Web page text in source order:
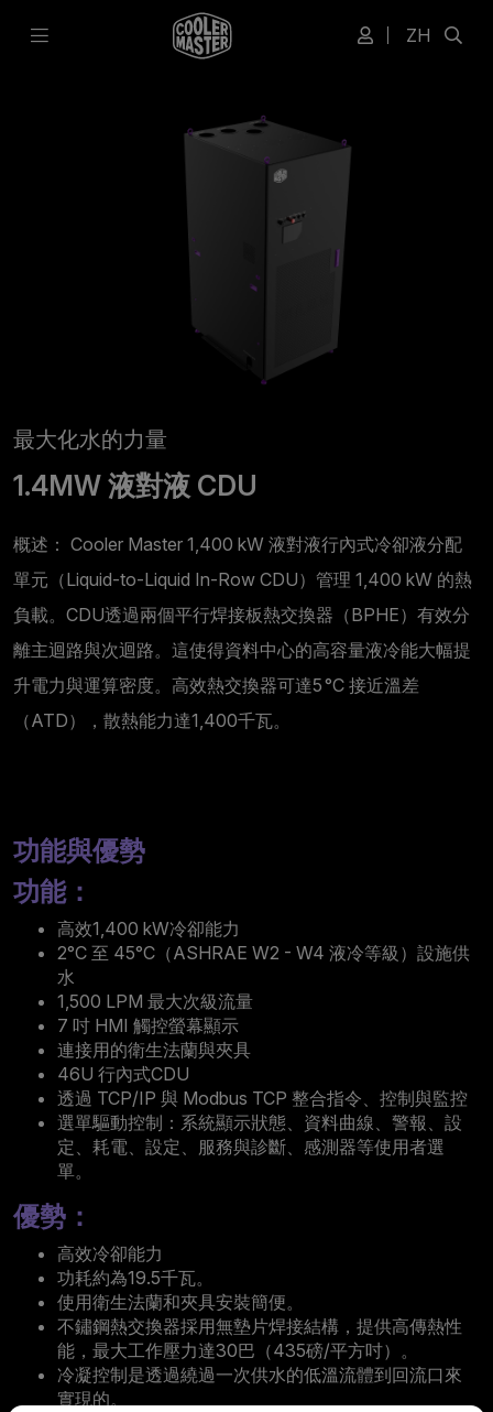
ZH
最大化水的力量
1.4MW 液對液 CDU
概述： Cooler Master 1,400 kW 液對液行內式冷卻液分配
單元（Liquid-to-Liquid In-Row CDU）管理 1,400 kW 的熱
負載。CDU透過兩個平行焊接板熱交換器（BPHE）有效分
離主迴路與次迴路。這使得資料中心的高容量液冷能大幅提
升電力與運算密度。高效熱交換器可達5 °C 接近溫差
（ATD），散熱能力達1,400千瓦。
功能與優勢
功能：
高效1,400 kW冷卻能力
2°C 至 45°C（ASHRAE W2 - W4 液冷等級）設施供
水
1,500 LPM 最大次級流量
7 吋 HMI 觸控螢幕顯示
連接用的衛生法蘭與夾具
46U 行內式CDU
透過 TCP/IP 與 Modbus TCP 整合指令、控制與監控
選單驅動控制：系統顯示狀態、資料曲線、警報、設
定、耗電、設定、服務與診斷、感測器等使用者選
單。
優勢：
高效冷卻能力
功耗約為19.5千瓦。
使用衛生法蘭和夾具安裝簡便。
不鏽鋼熱交換器採用無墊片焊接結構，提供高傳熱性
能，最大工作壓力達30巴（435磅/平方吋）。
冷凝控制是透過繞過一次供水的低溫流體到回流口來
實現的。